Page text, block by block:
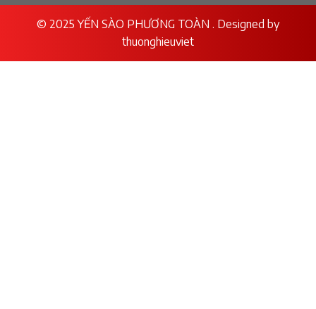
© 2025 YẾN SÀO PHƯƠNG TOÀN . Designed by
thuonghieuviet